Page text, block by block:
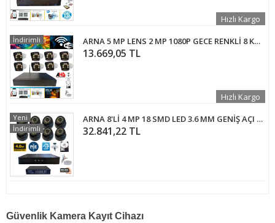
Hızlı Kargo
ARNA 5 MP LENS 2 MP 1080P GECE RENKLİ 8 KAMERALI WIFI ÖZELLİKLİ KAMERA SETİ 250 GB HDD - WF-25084W
13.669,05 TL
İndirimli
Hızlı Kargo
ARNA 8'Lİ 4 MP 18 SMD LED 3.6 MM GENİŞ AÇI 1 TB HDD DAHİL İÇ MEKAN GÜVENLİK KAMERA SETİ - ST4811914
32.841,22 TL
Yeni
İndirimli
Güvenlik Kamera Kayıt Cihazı